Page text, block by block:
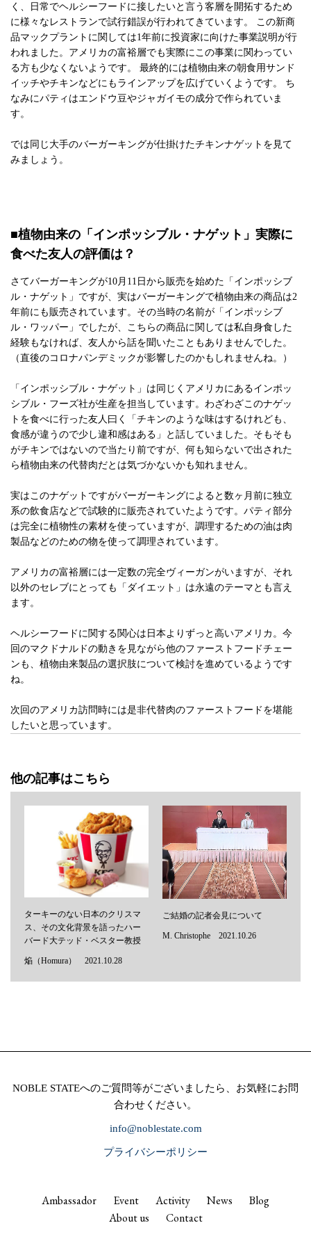
く、日常でヘルシーフードに接したいと言う客層を開拓するため
に様々なレストランで試行錯誤が行われてきています。 この新商
品マックプラントに関しては1年前に投資家に向けた事業説明が行
われました。アメリカの富裕層でも実際にこの事業に関わってい
る方も少なくないようです。 最終的には植物由来の朝食用サンド
イッチやチキンなどにもラインアップを広げていくようです。 ち
なみにパティはエンドウ豆やジャガイモの成分で作られていま
す。
では同じ大手のバーガーキングが仕掛けたチキンナゲットを見て
みましょう。
■植物由来の「インポッシブル・ナゲット」実際に
食べた友人の評価は？
さてバーガーキングが10月11日から販売を始めた「インポッシブ
ル・ナゲット」ですが、実はバーガーキングで植物由来の商品は2
年前にも販売されています。その当時の名前が「インポッシブ
ル・ワッパー」でしたが、こちらの商品に関しては私自身食した
経験もなければ、友人から話を聞いたこともありませんでした。
（直後のコロナパンデミックが影響したのかもしれませんね。）
「インポッシブル・ナゲット」は同じくアメリカにあるインポッ
シブル・フーズ社が生産を担当しています。わざわざこのナゲッ
トを食べに行った友人曰く「チキンのような味はするけれども、
食感が違うので少し違和感はある」と話していました。そもそも
がチキンではないので当たり前ですが、何も知らないで出された
ら植物由来の代替肉だとは気づかないかも知れません。
実はこのナゲットですがバーガーキングによると数ヶ月前に独立
系の飲食店などで試験的に販売されていたようです。パティ部分
は完全に植物性の素材を使っていますが、調理するための油は肉
製品などのための物を使って調理されています。
アメリカの富裕層には一定数の完全ヴィーガンがいますが、それ
以外のセレブにとっても「ダイエット」は永遠のテーマとも言え
ます。
ヘルシーフードに関する関心は日本よりずっと高いアメリカ。今
回のマクドナルドの動きを見ながら他のファーストフードチェー
ンも、植物由来製品の選択肢について検討を進めているようです
ね。
次回のアメリカ訪問時には是非代替肉のファーストフードを堪能
したいと思っています。
他の記事はこちら
ターキーのない日本のクリスマ
ス、その文化背景を語ったハー
バード大テッド・ベスター教授
焔（Homura） 2021.10.28
ご結婚の記者会見について
M. Christophe 2021.10.26
NOBLE STATEへのご質問等がございましたら、お気軽にお問
合わせください。
info@noblestate.com
プライバシーポリシー
Ambassador Event Activity News
Blog
About us
Contact